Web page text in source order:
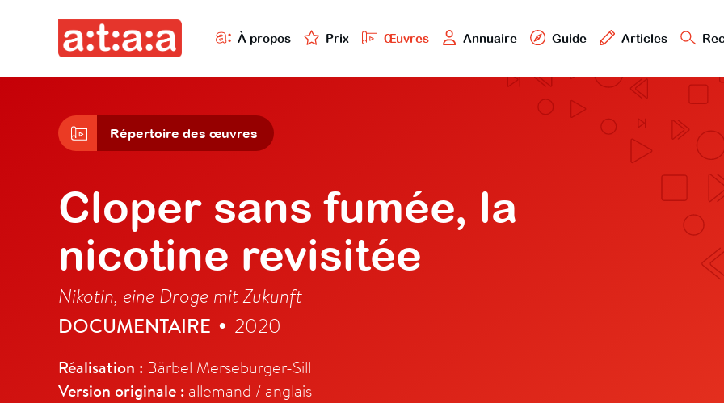
À propos Prix Œuvres Annuaire Guide Articles
Répertoire des œuvres
Cloper sans fumée, la
nicotine revisitée
Nikotin, eine Droge mit Zukunft
DOCUMENTAIRE • 2020
Réalisation : Bärbel Merseburger-Sill
Version originale : allemand / anglais